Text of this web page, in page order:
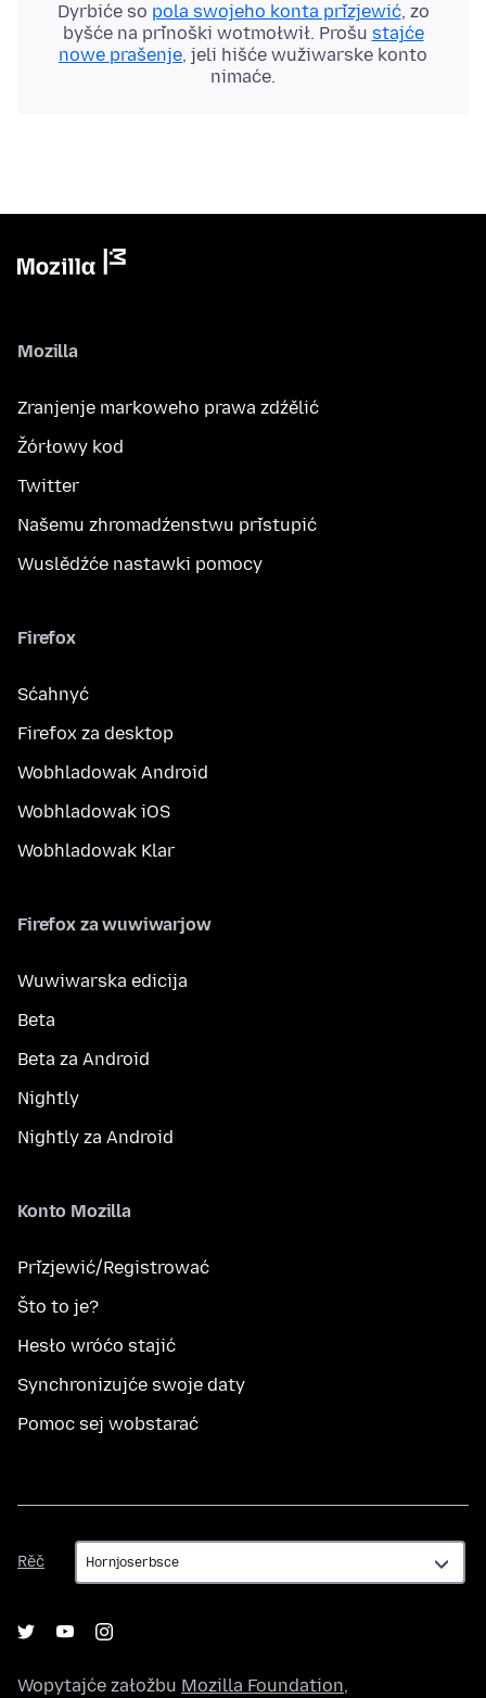
Dyrbiće so pola swojeho konta přizjewić, zo
byšće na přinoški wotmołwił. Prošu stajće
nowe prašenje, jeli hišće wužiwarske konto
nimaće.
Mozilla
Zranjenje markoweho prawa zdźělić
Žórłowy kod
Twitter
Našemu zhromadźenstwu přistupić
Wuslědźće nastawki pomocy
Firefox
Sćahnyć
Firefox za desktop
Wobhladowak Android
Wobhladowak iOS
Wobhladowak Klar
Firefox za wuwiwarjow
Wuwiwarska edicija
Beta
Beta za Android
Nightly
Nightly za Android
Konto Mozilla
Přizjewić/Registrować
Što to je?
Hesło wróćo stajić
Synchronizujće swoje daty
Pomoc sej wobstarać
Rěč
Rěč
Wopytajće załožbu Mozilla Foundation,